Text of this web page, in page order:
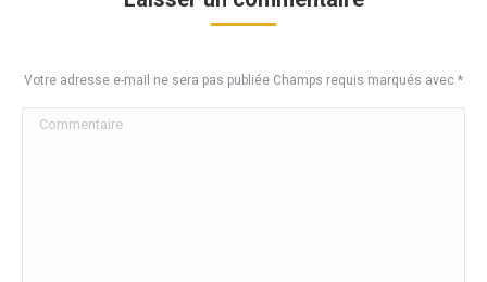
Votre adresse e-mail ne sera pas publiée Champs requis marqués avec *
Commentaire